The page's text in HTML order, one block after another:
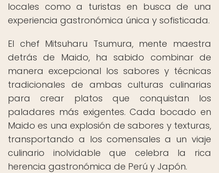
locales como a turistas en busca de una
experiencia gastronómica única y sofisticada.
El chef Mitsuharu Tsumura, mente maestra
detrás de Maido, ha sabido combinar de
manera excepcional los sabores y técnicas
tradicionales de ambas culturas culinarias
para crear platos que conquistan los
paladares más exigentes. Cada bocado en
Maido es una explosión de sabores y texturas,
transportando a los comensales a un viaje
culinario inolvidable que celebra la rica
herencia gastronómica de Perú y Japón.